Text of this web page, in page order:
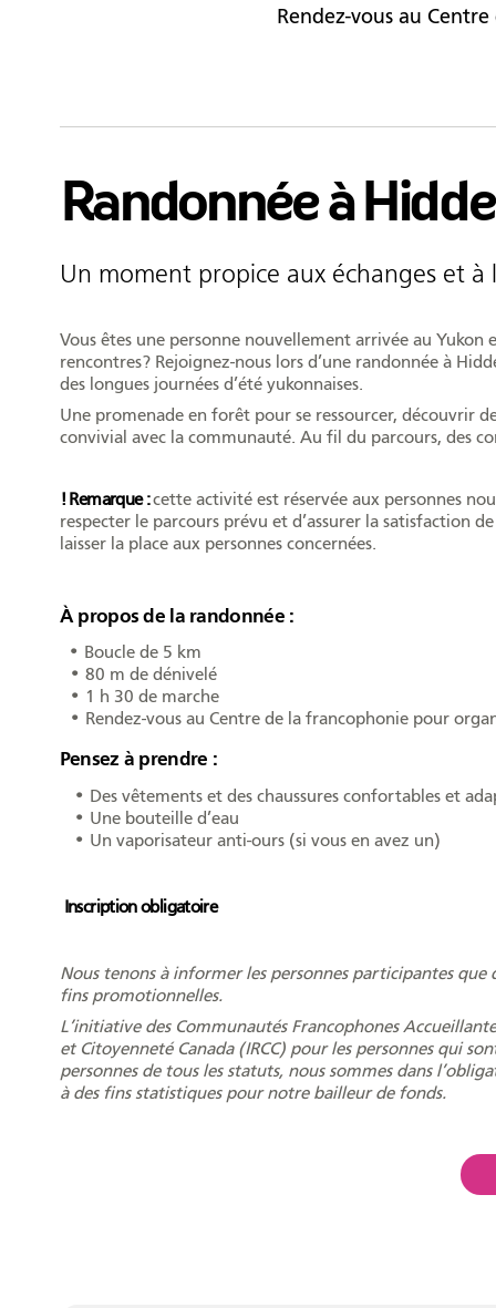
Rendez-vous au
Randonnée à
Un moment propice aux échanges et
Vous êtes une personne nouvellement arrivée au
rencontres? Rejoignez-nous lors d’une randonnée à
des longues journées d’été yukonnaises.
Une promenade en forêt pour se ressourcer, découvrir
convivial avec la communauté. Au fil du parcours, des
! Remarque :cette activité est réservée aux personnes
respecter le parcours prévu et d’assurer la satisfaction
laisser la place aux personnes concernées.
À propos de la randonnée :
• Boucle de 5 km
• 80 m de dénivelé
• 1 h 30 de marche
• Rendez-vous au Centre de la francophonie pour
Pensez à prendre :
• Des vêtements et des chaussures confortables et
• Une bouteille d’eau
• Un vaporisateur anti-ours (si vous en avez un)
Inscription obligatoire
Nous tenons à informer les personnes participantes
fins promotionnelles.
L’initiative des Communautés Francophones
et Citoyenneté Canada (IRCC) pour les personnes qui
personnes de tous les statuts, nous sommes dans
à des fins statistiques pour notre bailleur de fonds.